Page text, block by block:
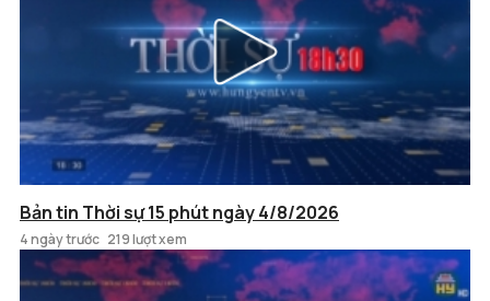
Bản tin Thời sự 15 phút ngày 4/8/2026
4 ngày trước 219 lượt xem